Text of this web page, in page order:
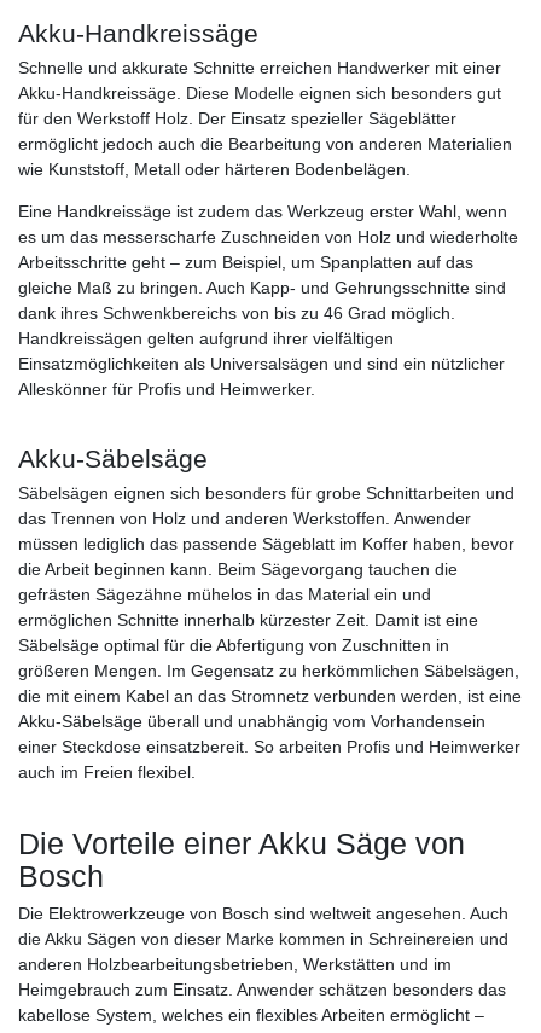
Akku-Handkreissäge
Schnelle und akkurate Schnitte erreichen Handwerker mit einer
Akku-Handkreissäge. Diese Modelle eignen sich besonders gut
für den Werkstoff Holz. Der Einsatz spezieller Sägeblätter
ermöglicht jedoch auch die Bearbeitung von anderen Materialien
wie Kunststoff, Metall oder härteren Bodenbelägen.
Eine Handkreissäge ist zudem das Werkzeug erster Wahl, wenn
es um das messerscharfe Zuschneiden von Holz und wiederholte
Arbeitsschritte geht – zum Beispiel, um Spanplatten auf das
gleiche Maß zu bringen. Auch Kapp- und Gehrungsschnitte sind
dank ihres Schwenkbereichs von bis zu 46 Grad möglich.
Handkreissägen gelten aufgrund ihrer vielfältigen
Einsatzmöglichkeiten als Universalsägen und sind ein nützlicher
Alleskönner für Profis und Heimwerker.
Akku-Säbelsäge
Säbelsägen eignen sich besonders für grobe Schnittarbeiten und
das Trennen von Holz und anderen Werkstoffen. Anwender
müssen lediglich das passende Sägeblatt im Koffer haben, bevor
die Arbeit beginnen kann. Beim Sägevorgang tauchen die
gefrästen Sägezähne mühelos in das Material ein und
ermöglichen Schnitte innerhalb kürzester Zeit. Damit ist eine
Säbelsäge optimal für die Abfertigung von Zuschnitten in
größeren Mengen. Im Gegensatz zu herkömmlichen Säbelsägen,
die mit einem Kabel an das Stromnetz verbunden werden, ist eine
Akku-Säbelsäge überall und unabhängig vom Vorhandensein
einer Steckdose einsatzbereit. So arbeiten Profis und Heimwerker
auch im Freien flexibel.
Die Vorteile einer Akku Säge von
Bosch
Die Elektrowerkzeuge von Bosch sind weltweit angesehen. Auch
die Akku Sägen von dieser Marke kommen in Schreinereien und
anderen Holzbearbeitungsbetrieben, Werkstätten und im
Heimgebrauch zum Einsatz. Anwender schätzen besonders das
kabellose System, welches ein flexibles Arbeiten ermöglicht –